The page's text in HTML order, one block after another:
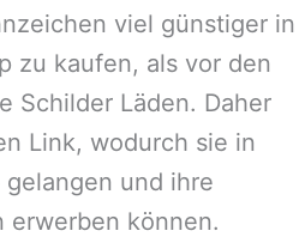
viel günstiger in
zu kaufen, als vor den
Schilder Läden. Daher
Link, wodurch sie in
und ihre
erwerben können.